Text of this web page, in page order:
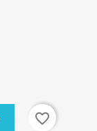
favorite_border